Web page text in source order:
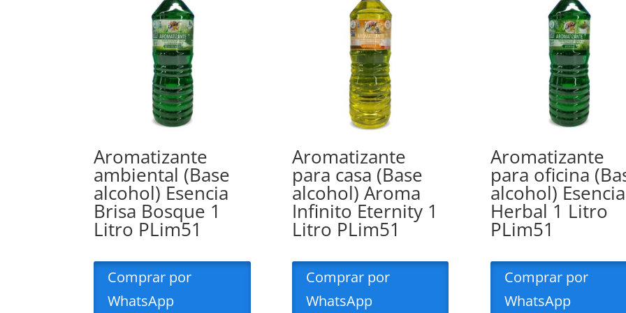
Aromatizante
ambiental (Base
alcohol) Esencia
Brisa Bosque 1
Litro PLim51
Comprar por
WhatsApp
Aromatizante
para casa (Base
alcohol) Aroma
Infinito Eternity 1
Litro PLim51
Comprar por
WhatsApp
Aromatizante
para oficina
alcohol) Esencia
Herbal 1 Litro
PLim51
Comprar por
WhatsApp